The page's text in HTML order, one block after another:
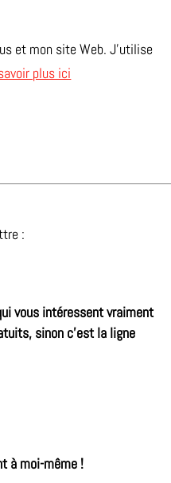
et mon site Web. J’utilise
plus ici
:
vous intéressent vraiment
sinon c’est la ligne
à moi-même !